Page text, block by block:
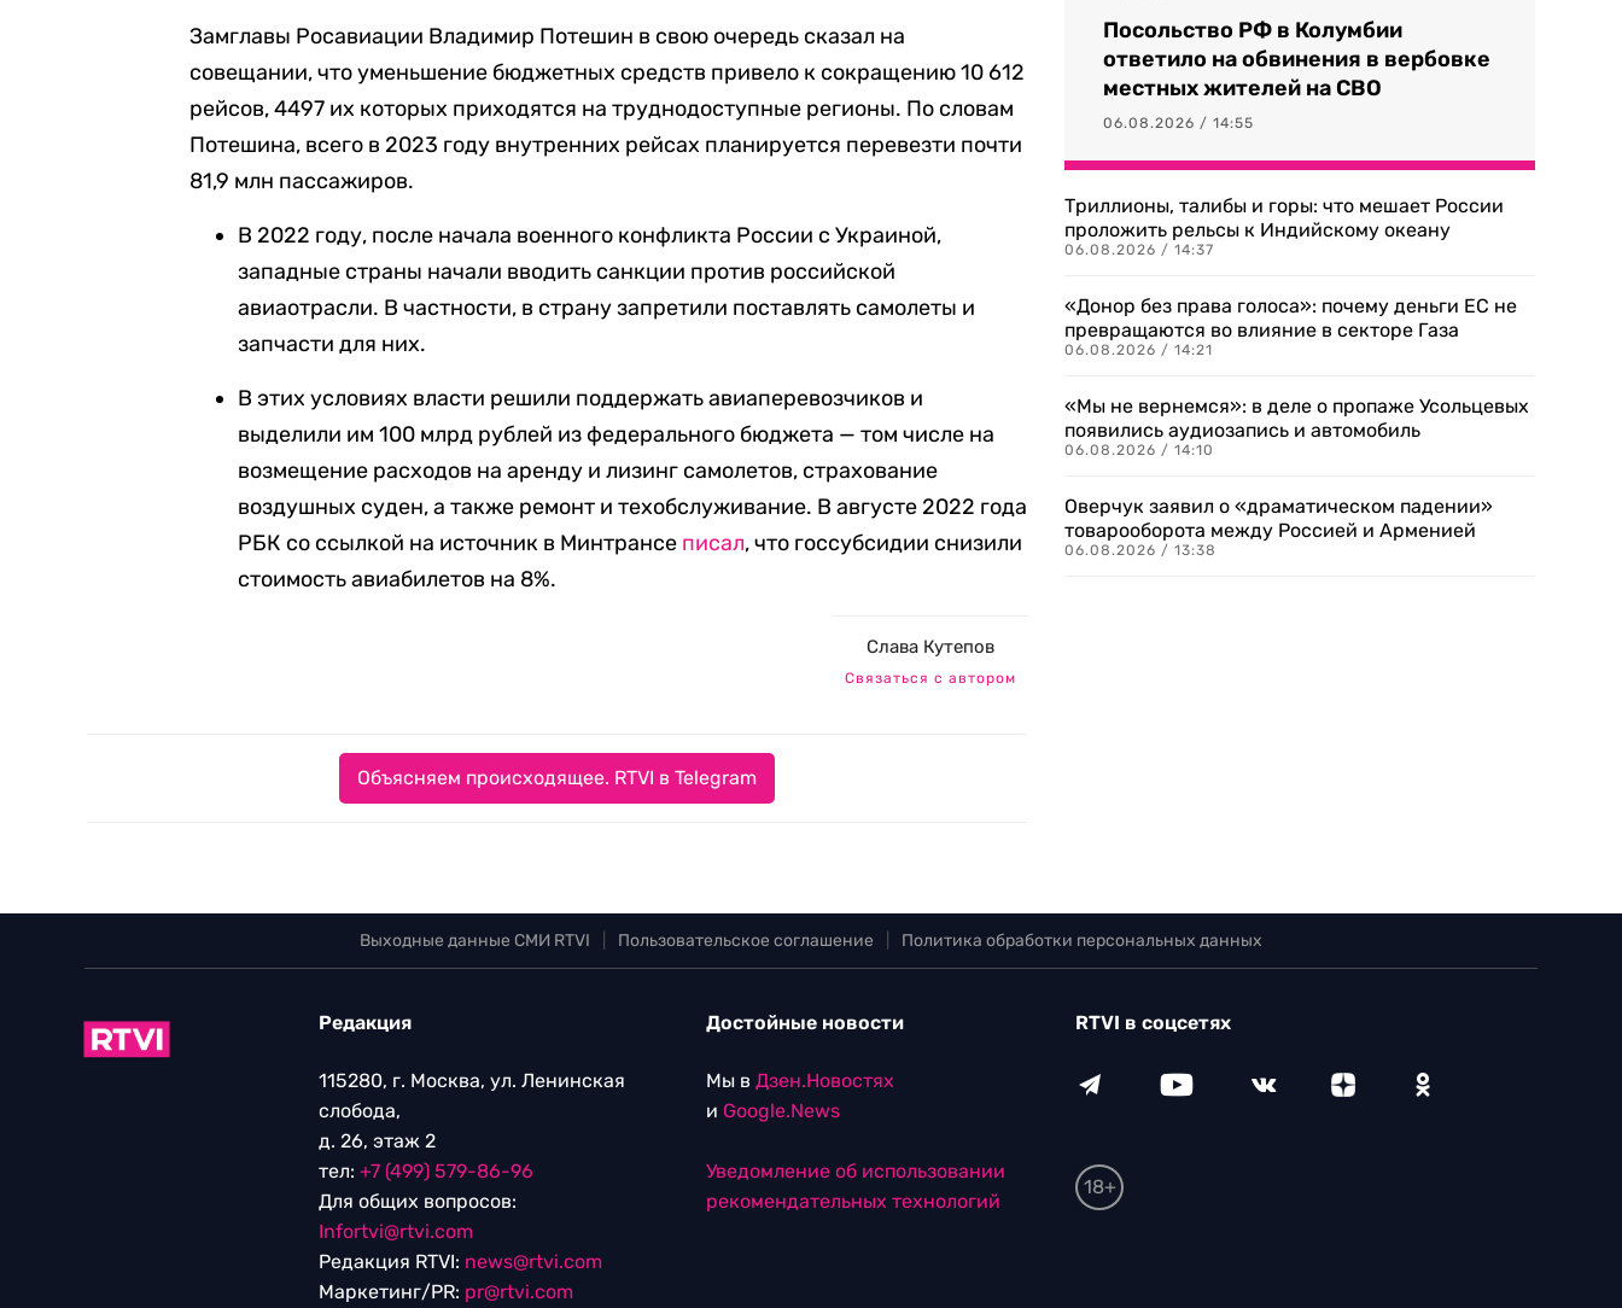
Замглавы Росавиации Владимир Потешин в свою очередь сказал на
совещании, что уменьшение бюджетных средств привело к сокращению 10 612
рейсов, 4497 их которых приходятся на труднодоступные регионы. По словам
Потешина, всего в 2023 году внутренних рейсах планируется перевезти почти
81,9 млн пассажиров.
В 2022 году, после начала военного конфликта России с Украиной,
западные страны начали вводить санкции против российской
авиаотрасли. В частности, в страну запретили поставлять самолеты и
запчасти для них.
В этих условиях власти решили поддержать авиаперевозчиков и
выделили им 100 млрд рублей из федерального бюджета — том числе на
возмещение расходов на аренду и лизинг самолетов, страхование
воздушных суден, а также ремонт и техобслуживание. В августе 2022 года
РБК со ссылкой на источник в Минтрансе писал, что госсубсидии снизили
стоимость авиабилетов на 8%.
Слава Кутепов
Связаться с автором
Объясняем происходящее. RTVI в Telegram
Посольство РФ в Колумбии
ответило на обвинения в вербовке
местных жителей на СВО
06.08.2026 / 14:55
Триллионы, талибы и горы: что мешает России
проложить рельсы к Индийскому океану
06.08.2026 / 14:37
«Донор без права голоса»: почему деньги ЕС не
превращаются во влияние в секторе Газа
06.08.2026 / 14:21
«Мы не вернемся»: в деле о пропаже Усольцевых
появились аудиозапись и автомобиль
06.08.2026 / 14:10
Оверчук заявил о «драматическом падении»
товарооборота между Россией и Арменией
06.08.2026 / 13:38
Выходные данные СМИ RTVI Пользовательское соглашение Политика обработки персональных данных
Редакция
115280, г. Москва, ул. Ленинская
слобода,
д. 26, этаж 2
тел: +7 (499) 579-86-96
Для общих вопросов:
Infortvi@rtvi.com
Редакция RTVI: news@rtvi.com
Маркетинг/PR: pr@rtvi.com
Достойные новости
Мы в Дзен.Новостях
и Google.News
Уведомление об использовании
рекомендательных технологий
RTVI в соцсетях
18+